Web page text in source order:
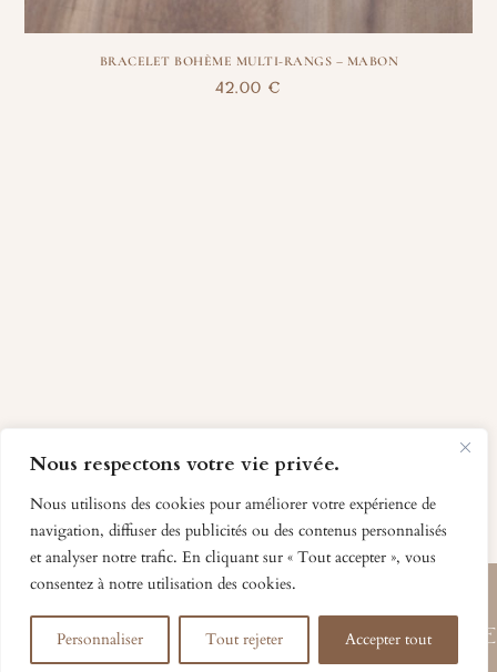
Nous respectons votre vie privée.
Nous utilisons des cookies pour améliorer votre expérience de
navigation, diffuser des publicités ou des contenus personnalisés
et analyser notre trafic. En cliquant sur « Tout accepter », vous
consentez à notre utilisation des cookies.
Personnaliser Tout rejeter Accepter tout
BRACELET BOHÈME MULTI-RANGS – MABON
42,00€
EXPLORER
La marque
SUPPORT
FAQ & Aide
UN
?